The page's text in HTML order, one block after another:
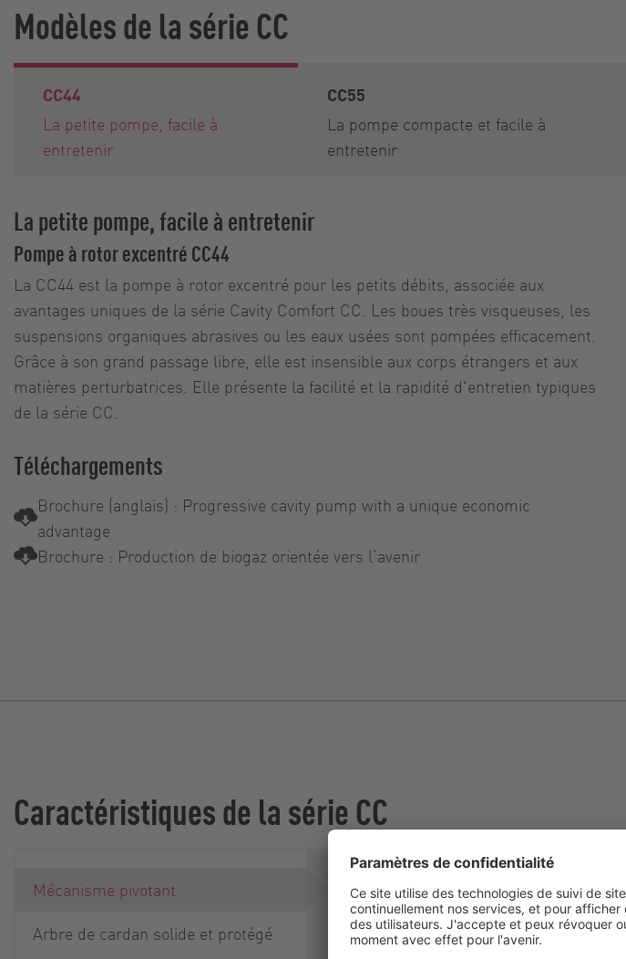
Modèles de la série CC
CC44
La petite pompe, facile à
entretenir
CC55
La pompe compacte et facile à
entretenir
La petite pompe, facile à entretenir
Pompe à rotor excentré CC44
La CC44 est la pompe à rotor excentré pour les petits débits, associée aux
avantages uniques de la série Cavity Comfort CC. Les boues très visqueuses, les
suspensions organiques abrasives ou les eaux usées sont pompées efficacement.
Grâce à son grand passage libre, elle est insensible aux corps étrangers et aux
matières perturbatrices. Elle présente la facilité et la rapidité d'entretien typiques
de la série CC.
Téléchargements
Brochure (anglais) : Progressive cavity pump with a unique economic
advantage
Brochure : Production de biogaz orientée vers l‘avenir
Caractéristiques de la série CC
Mécanisme pivotant
Arbre de cardan solide et protégé
la série CC est son mécanisme
pivotant, grâce auquel le tuyau